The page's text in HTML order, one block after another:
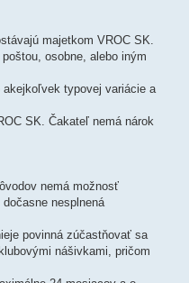
majetkom VROC SK.
osobne, alebo iným
typovej variácie a
SK. Čakateľ nemá nárok
nemá možnosť
nesplnená
povinná zúčastňovať sa
nášivkami, pričom